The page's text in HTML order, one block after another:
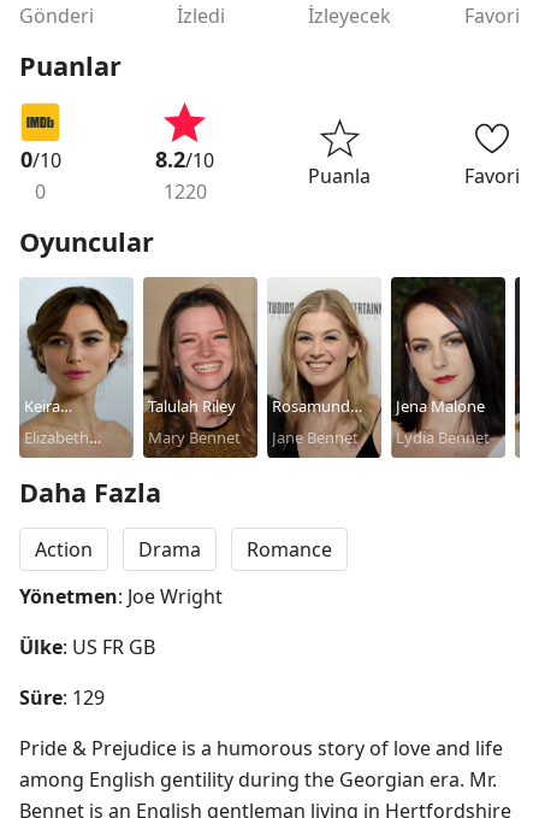
Gönderi İzledi İzleyecek Favori
Puanlar
0/10
0
8.2/10
1220
Puanla Favori
Oyuncular
Keira
Knightley
Elizabeth
Talulah Riley
Mary Bennet
Rosamund
Pike
Jane Bennet
Jena Malone
Lydia Bennet
Daha Fazla
Action Drama
Romance
Yönetmen: Joe Wright
Ülke: US FR GB
Süre: 129
Pride & Prejudice is a humorous story of love and life
among English gentility during the Georgian era. Mr.
Bennet is an English gentleman living in Hertfordshire